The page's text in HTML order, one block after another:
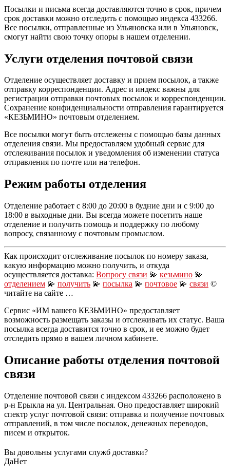
Посылки и письма всегда доставляются точно в срок, причем
срок доставки можно отследить с помощью индекса 433266.
Все посылки, отправленные из Ульяновска или в Ульяновск,
смогут найти свою точку опоры в нашем отделении.
Услуги отделения почтовой связи
Отделение осуществляет доставку и прием посылок, а также
отправку корреспонденции. Адрес и индекс важны для
регистрации отправки почтовых посылок и корреспонденции.
Сохранение конфиденциальности отправления гарантируется
«КЕЗЬМИНО» почтовым отделением.
Все посылки могут быть отслежены с помощью базы данных
отделения связи. Мы предоставляем удобный сервис для
отслеживания посылок и уведомления об изменении статуса
отправления по почте или на телефон.
Режим работы отделения
Отделение работает с 8:00 до 20:00 в будние дни и с 9:00 до
18:00 в выходные дни. Вы всегда можете посетить наше
отделение и получить помощь и поддержку по любому
вопросу, связанному с почтовым промыслом.
Как происходит отслеживание посылок по номеру заказа,
какую информацию можно получить, и откуда
осуществляется доставка: Вопросу связи 💫 кезьмино 💫
отделением 💫 получить 💫 посылка 💫 почтовое 💫 связи ©
читайте на сайте …
Сервис «ИМ вашего КЕЗЬМИНО» предоставляет
возможность размещать заказы и отслеживать их статус. Ваша
посылка всегда доставится точно в срок, и ее можно будет
отследить прямо в вашем личном кабинете.
Описание работы отделения почтовой
связи
Отделение почтовой связи с индексом 433266 расположено в
р-н Ерыкла на ул. Центральная. Оно предоставляет широкий
спектр услуг почтовой связи: отправка и получение почтовых
отправлений, в том числе посылок, денежных переводов,
писем и открыток.
Вы довольны услугами служб доставки?
ДаНет